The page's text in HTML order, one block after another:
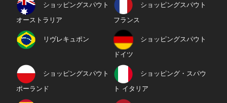
ショッピングスパウト
オーストラリア
ショッピングスパウト
フランス
リヴレキュポン ショッピングスパウト
ドイツ
ショッピングスパウト
ポーランド
ショッピング・スパウ
ト イタリア